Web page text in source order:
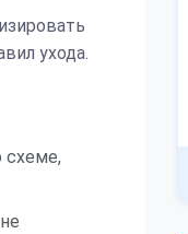
ухода.
схеме,